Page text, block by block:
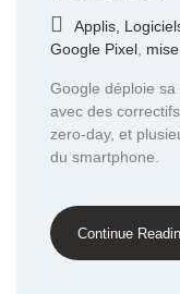
Applis,
Google Pixel
Google déploie sa
avec des
zero-day, et
du smartphone.
Continue